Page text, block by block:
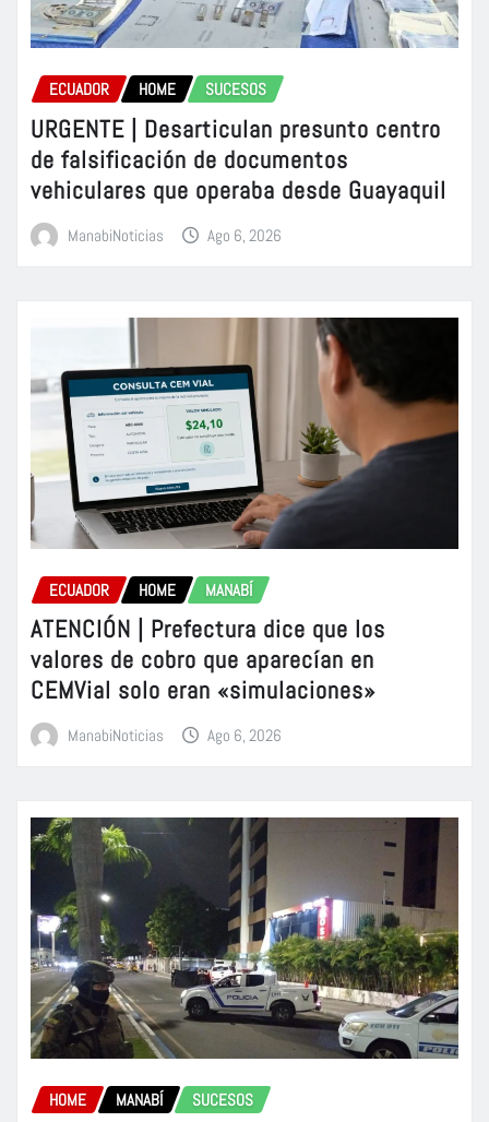
ECUADOR HOME SUCESOS
URGENTE | Desarticulan presunto centro
de falsificación de documentos
vehiculares que operaba desde Guayaquil
ManabiNoticias Ago 6, 2026
ECUADOR HOME MANABÍ
ATENCIÓN | Prefectura dice que los
valores de cobro que aparecían en
CEMVial solo eran «simulaciones»
ManabiNoticias Ago 6, 2026
HOME MANABÍ SUCESOS